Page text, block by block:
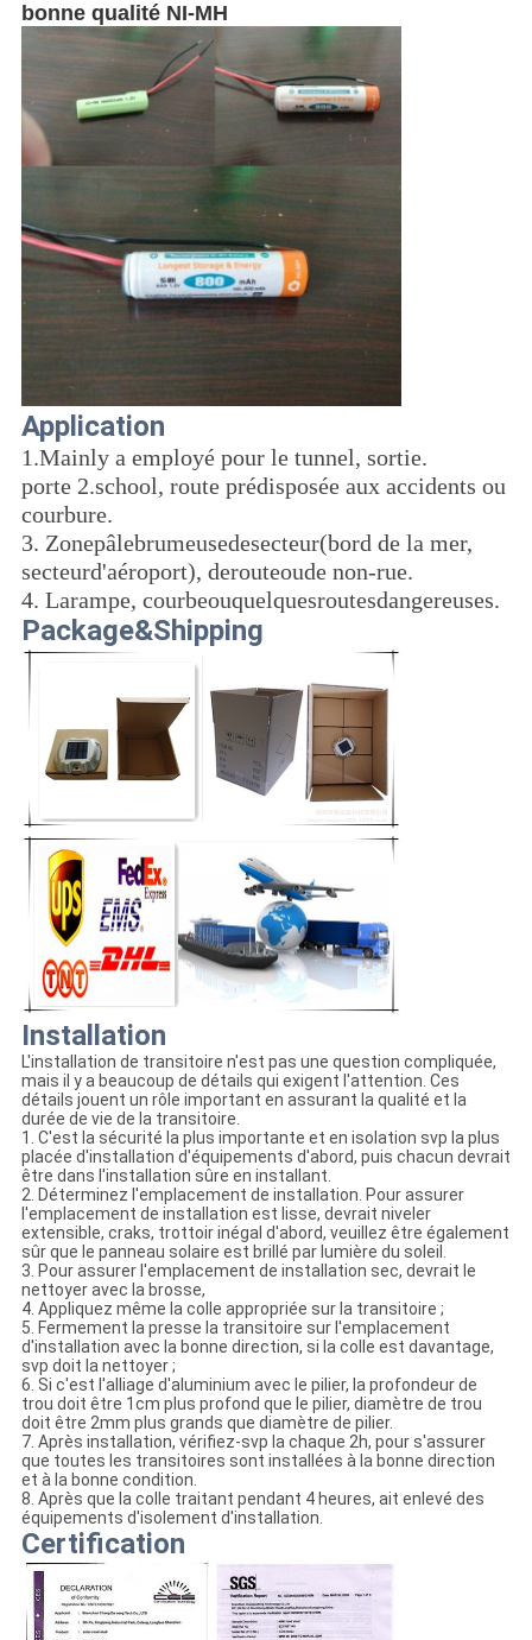
bonne qualité NI-MH
Application
1.Mainly a employé pour le tunnel, sortie.
porte 2.school, route prédisposée aux accidents ou
courbure.
3. Zonepâlebrumeusedesecteur(bord de la mer,
secteurd'aéroport), derouteoude non-rue.
4. Larampe, courbeouquelquesroutesdangereuses.
Package&Shipping
Installation
L'installation de transitoire n'est pas une question compliquée,
mais il y a beaucoup de détails qui exigent l'attention. Ces
détails jouent un rôle important en assurant la qualité et la
durée de vie de la transitoire.
1. C'est la sécurité la plus importante et en isolation svp la plus
placée d'installation d'équipements d'abord, puis chacun devrait
être dans l'installation sûre en installant.
2. Déterminez l'emplacement de installation. Pour assurer
l'emplacement de installation est lisse, devrait niveler
extensible, craks, trottoir inégal d'abord, veuillez être également
sûr que le panneau solaire est brillé par lumière du soleil.
3. Pour assurer l'emplacement de installation sec, devrait le
nettoyer avec la brosse,
4. Appliquez même la colle appropriée sur la transitoire ;
5. Fermement la presse la transitoire sur l'emplacement
d'installation avec la bonne direction, si la colle est davantage,
svp doit la nettoyer ;
6. Si c'est l'alliage d'aluminium avec le pilier, la profondeur de
trou doit être 1cm plus profond que le pilier, diamètre de trou
doit être 2mm plus grands que diamètre de pilier.
7. Après installation, vérifiez-svp la chaque 2h, pour s'assurer
que toutes les transitoires sont installées à la bonne direction
et à la bonne condition.
8. Après que la colle traitant pendant 4 heures, ait enlevé des
équipements d'isolement d'installation.
Certification